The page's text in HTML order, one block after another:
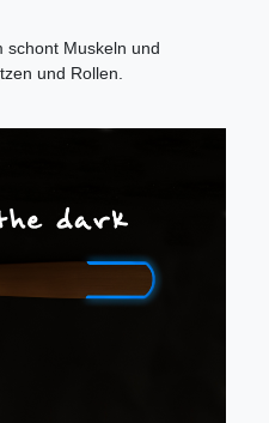
schont Muskeln und
und Rollen.